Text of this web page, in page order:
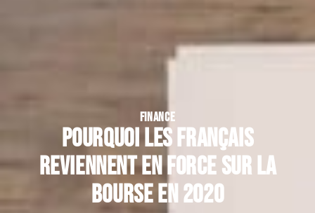
FINANCE
Pourquoi les Français
reviennent en force sur la
bourse en 2020